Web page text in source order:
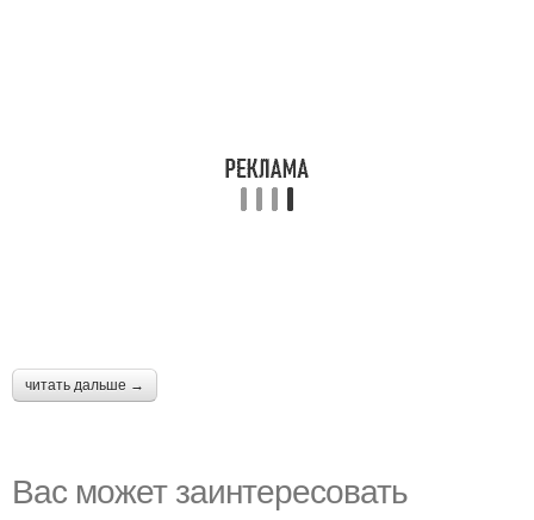
читать дальше →
Вас может заинтересовать